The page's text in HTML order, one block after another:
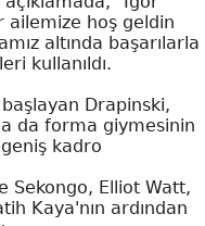
ailemize hoş geldin
altında başarılarla
kullanıldı.
Drapinski,
da forma giymesinin
geniş kadro
Sekongo, Elliot Watt,
Kaya'nın ardından